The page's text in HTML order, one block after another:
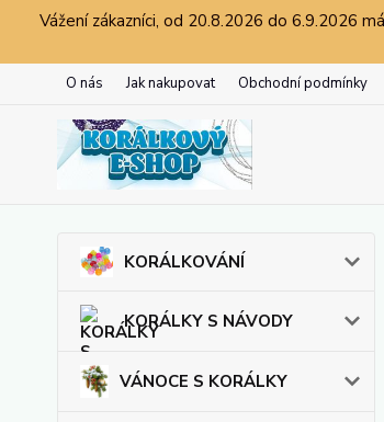
Vážení zákazníci, od 20.8.2026 do 6.9.2026
O nás Jak nakupovat Obchodní podmínky
KORÁLKOVÁNÍ
KORÁLKY S NÁVODY
VÁNOCE S KORÁLKY